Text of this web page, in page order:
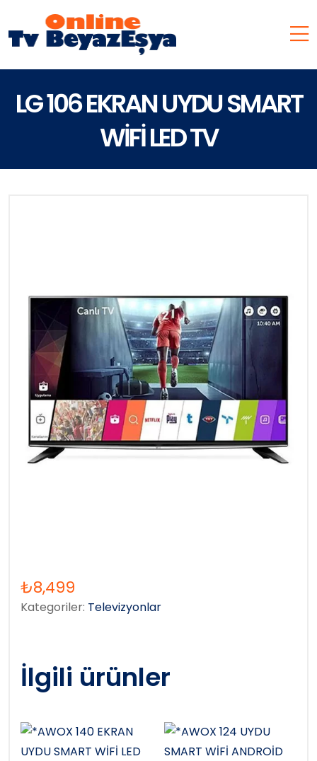
LG 106 EKRAN UYDU SMART
WİFİ LED TV
₺8,499
Kategoriler: Televizyonlar
İlgili ürünler